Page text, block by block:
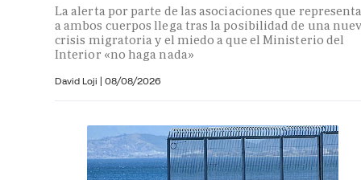
La alerta por parte de las asociaciones que
a ambos cuerpos llega tras la posibilidad de una
crisis migratoria y el miedo a que el Ministerio del
Interior «no haga nada»
David Loji | 08/08/2026